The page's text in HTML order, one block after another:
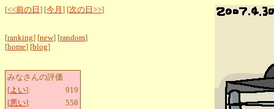
[<<前の日 ] [今月 ] [次の日>>]
[ranking] [new] [random]
[home] [blog]
みなさんの評価
[よい]:
919
[悪い]:
558